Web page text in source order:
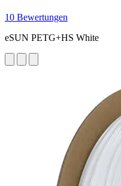
10 Bewertungen
eSUN PETG+HS White